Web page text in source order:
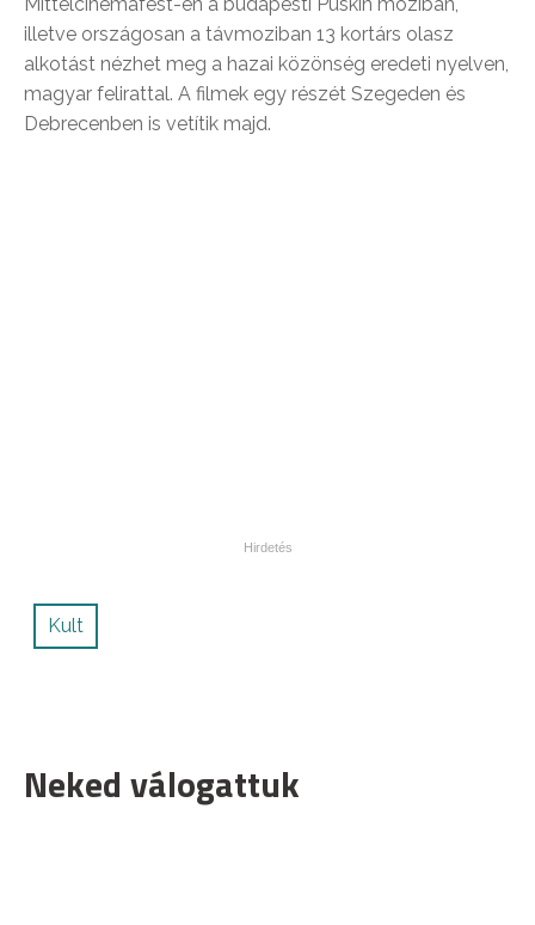
illetve országosan a távmoziban 13 kortárs olasz
alkotást nézhet meg a hazai közönség eredeti nyelven,
magyar felirattal. A filmek egy részét Szegeden és
Debrecenben is vetítik majd.
Kult
Neked válogattuk